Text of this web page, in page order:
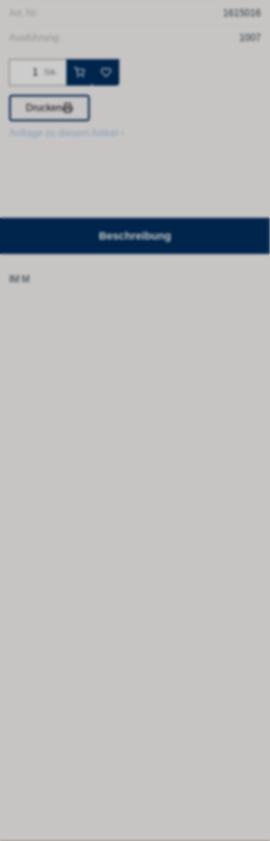
1615016
1007
Stk.
Drucken
Anfrage zu diesem Artikel ›
Beschreibung
IM M